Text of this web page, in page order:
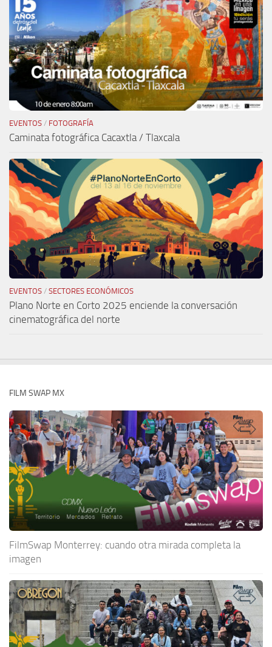
EVENTOS / FOTOGRAFÍA
Caminata fotográfica Cacaxtla / Tlaxcala
EVENTOS / SECTORES ECONÓMICOS
Plano Norte en Corto 2025 enciende la conversación
cinematográfica del norte
FILM SWAP MX
FilmSwap Monterrey: cuando otra mirada completa la
imagen